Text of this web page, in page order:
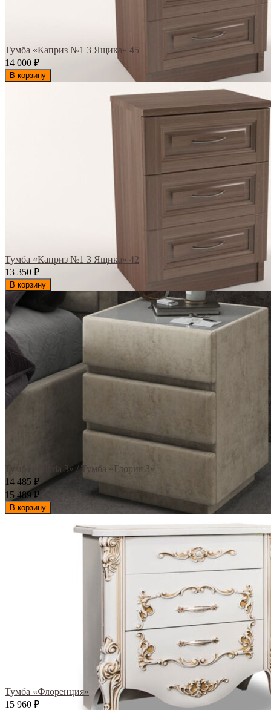
Тумба «Каприз №1 3 Ящика» 45
14 000 ₽
В корзину
Тумба «Каприз №1 3 Ящика» 42
13 350 ₽
В корзину
Тумба «Gloria 3» / Тумба «Глория 3»
14 485 ₽
15 489₽
В корзину
Тумба «Флоренция»
15 960 ₽